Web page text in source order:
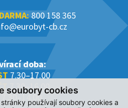
soubory cookies
používají soubory cookies a
800 158 365
cb.cz
doba:
7.30–17.00
7.30–16.00
7.30–14.00